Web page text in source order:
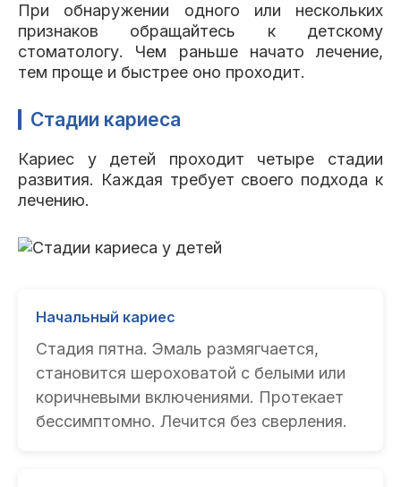
При обнаружении одного или нескольких
признаков обращайтесь к детскому
стоматологу. Чем раньше начато лечение,
тем проще и быстрее оно проходит.
Стадии кариеса
Кариес у детей проходит четыре стадии
развития. Каждая требует своего подхода к
лечению.
Начальный кариес
Стадия пятна. Эмаль размягчается,
становится шероховатой с белыми или
коричневыми включениями. Протекает
бессимптомно. Лечится без сверления.